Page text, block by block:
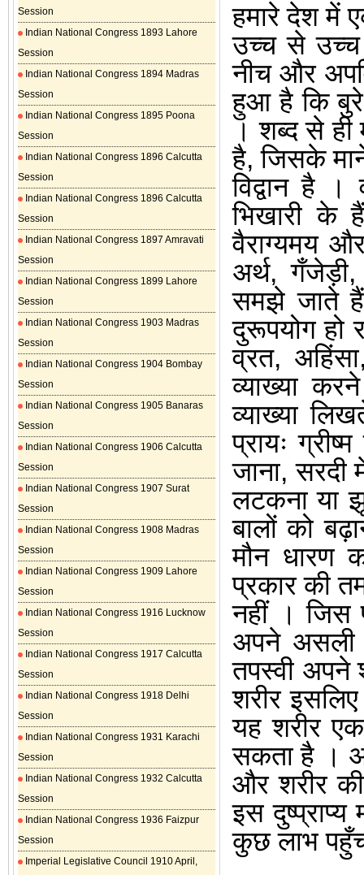
Session
Indian National Congress 1893 Lahore
Session
Indian National Congress 1894 Madras
Session
Indian National Congress 1895 Poona
Session
Indian National Congress 1896 Calcutta
Session
Indian National Congress 1896 Calcutta
Session
Indian National Congress 1897 Amravati
Session
Indian National Congress 1899 Lahore
Session
Indian National Congress 1903 Madras
Session
Indian National Congress 1904 Bombay
Session
Indian National Congress 1905 Banaras
Session
Indian National Congress 1906 Calcutta
Session
Indian National Congress 1907 Surat
Session
Indian National Congress 1908 Madras
Session
Indian National Congress 1909 Lahore
Session
Indian National Congress 1916 Lucknow
Session
Indian National Congress 1917 Calcutta
Session
Indian National Congress 1918 Delhi
Session
Indian National Congress 1931 Karachi
Session
Indian National Congress 1932 Calcutta
Session
Indian National Congress 1936 Faizpur
Session
Imperial Legislative Council 1910 April,
हमारे देश में
उच्च से उच्च
नीच और
हुआ है कि बुरे
।शब्द से
है,जिसके
विद्वान है
।
भिखारी के
वैराग्यमय
अर्थ,गँजेड़ी
समझे जाते
दुरूपयोग हो
व्रत, अहिंसा
व्याख्या
व्याख्या
प्रायः
जाना,सरदी
लटकना या
बालों को
मौन धारण
प्रकार की
नहीं ।जिस
अपने असली
तपस्वी
शरीर
यह शरीर
सकता है ।
और शरीर
इस
कुछ लाभ